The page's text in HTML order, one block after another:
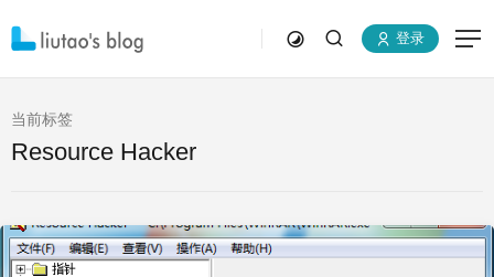
登录
当前标签
Resource Hacker